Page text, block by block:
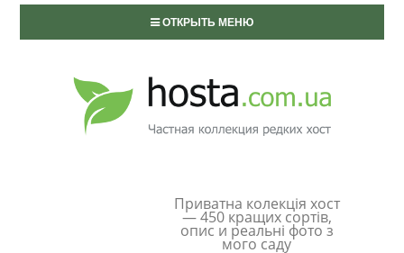
ОТКРЫТЬ МЕНЮ
Приватна колекція хост
— 450 кращих сортів,
опис и реальні фото з
мого саду